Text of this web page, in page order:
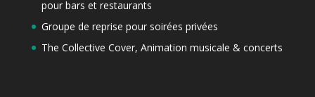
pour bars et restaurants
Groupe de reprise pour soirées privées
The Collective Cover, Animation musicale & concerts